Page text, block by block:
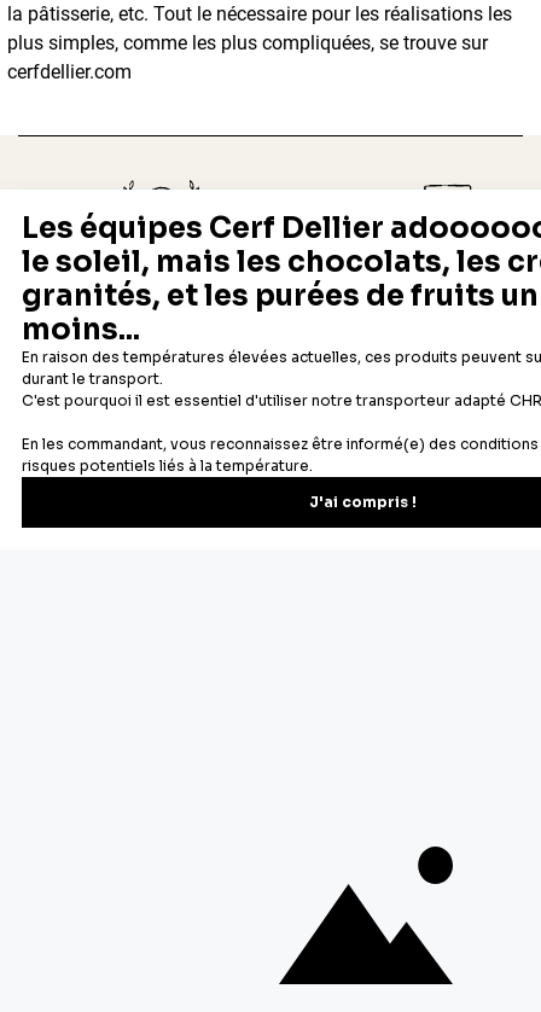
la pâtisserie, etc. Tout le nécessaire pour les réalisations les
plus simples, comme les plus compliquées, se trouve sur
cerfdellier.com
Depuis 1932
Fabricant français reconnu
Livraison rapide 24/48h
Offerte dès 69 € en point
Newsletter
Recevez les recettes, astuces et offres spéciales.
Contactez notre service client